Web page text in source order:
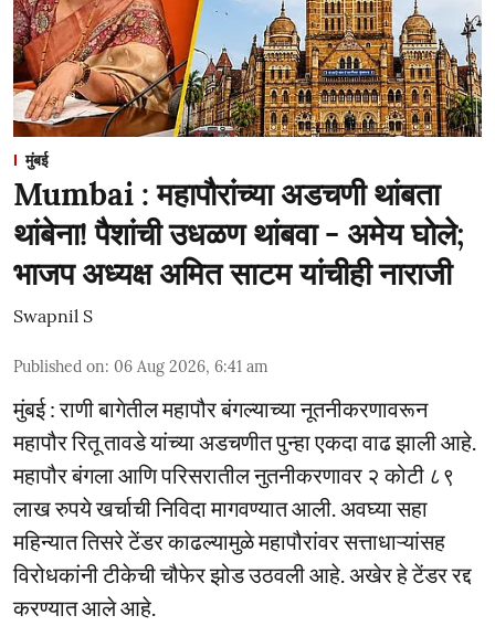
मुंबई
Mumbai : महापौरांच्या अडचणी थांबता
थांबेना! पैशांची उधळण थांबवा - अमेय घोले;
भाजप अध्यक्ष अमित साटम यांचीही नाराजी
Swapnil S
Published on: 06 Aug 2026, 6:41 am
मुंबई : राणी बागेतील महापौर बंगल्याच्या नूतनीकरणावरून
महापौर रितू तावडे यांच्या अडचणीत पुन्हा एकदा वाढ झाली आहे.
महापौर बंगला आणि परिसरातील नुतनीकरणावर २ कोटी ८९
लाख रुपये खर्चाची निविदा मागवण्यात आली. अवघ्या सहा
महिन्यात तिसरे टेंडर काढल्यामुळे महापौरांवर सत्ताधाऱ्यांसह
विरोधकांनी टीकेची चौफेर झोड उठवली आहे. अखेर हे टेंडर रद्द
करण्यात आले आहे.